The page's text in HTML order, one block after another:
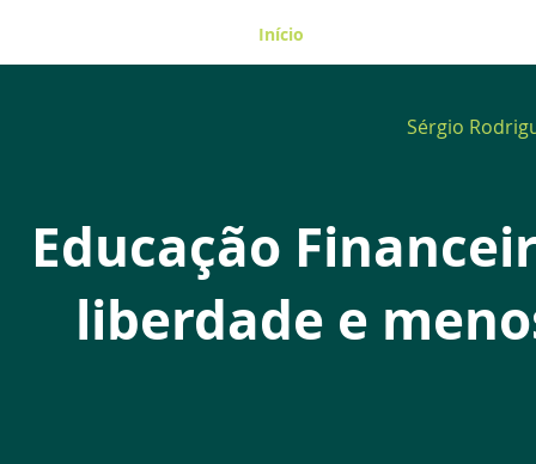
Início
Sérgio
Educação
liberdade e